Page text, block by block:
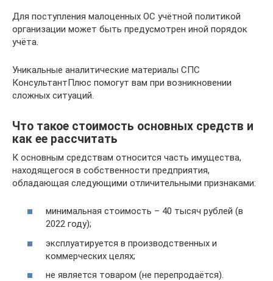
Для поступления малоценных ОС учётной политикой
организации может быть предусмотрен иной порядок
учёта.
Уникальные аналитические материалы СПС
КонсультантПлюс помогут вам при возникновении
сложных ситуаций.
Что такое стоимость основных средств и
как ее рассчитать
К основным средствам относится часть имущества,
находящегося в собственности предприятия,
обладающая следующими отличительными признаками:
минимальная стоимость – 40 тысяч рублей (в
2022 году);
эксплуатируется в производственных и
коммерческих целях;
не является товаром (не перепродаётся).